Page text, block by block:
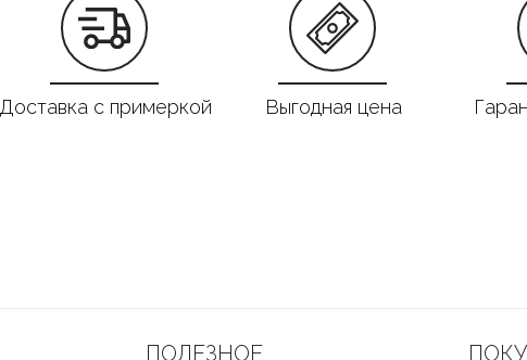
Доставка с примеркой Выгодная цена
ПОЛЕЗНОЕ